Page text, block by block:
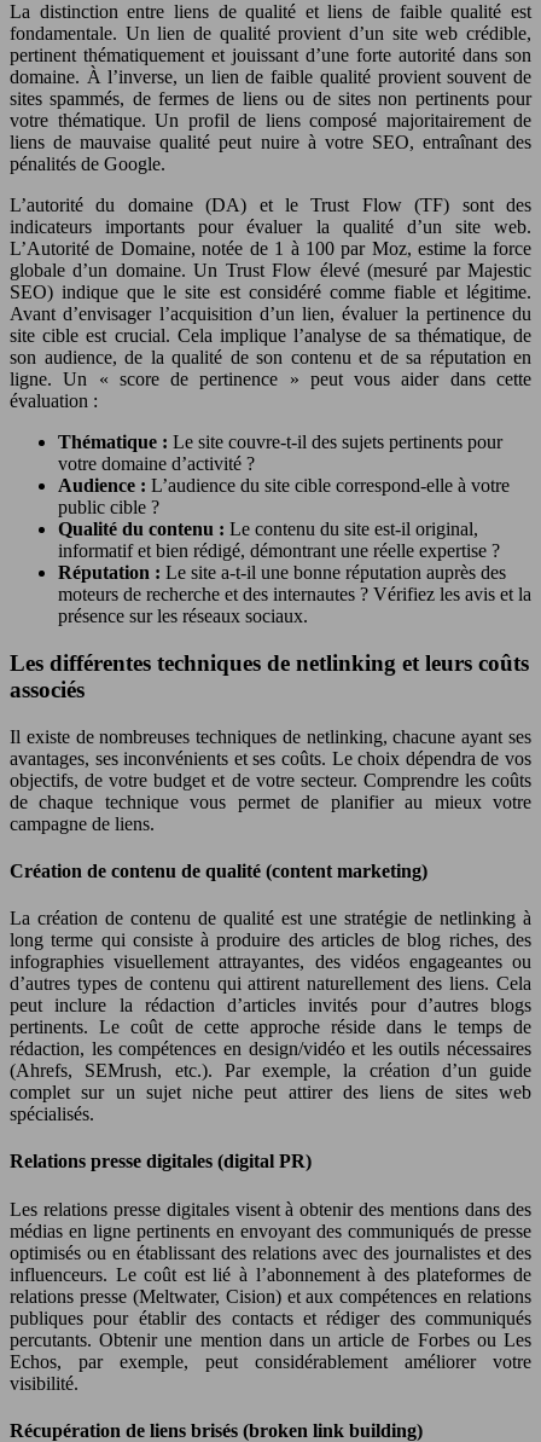
La distinction entre liens de qualité et liens de faible qualité est
fondamentale. Un lien de qualité provient d’un site web crédible,
pertinent thématiquement et jouissant d’une forte autorité dans son
domaine. À l’inverse, un lien de faible qualité provient souvent de
sites spammés, de fermes de liens ou de sites non pertinents pour
votre thématique. Un profil de liens composé majoritairement de
liens de mauvaise qualité peut nuire à votre SEO, entraînant des
pénalités de Google.
L’autorité du domaine (DA) et le Trust Flow (TF) sont des
indicateurs importants pour évaluer la qualité d’un site web.
L’Autorité de Domaine, notée de 1 à 100 par Moz, estime la force
globale d’un domaine. Un Trust Flow élevé (mesuré par Majestic
SEO) indique que le site est considéré comme fiable et légitime.
Avant d’envisager l’acquisition d’un lien, évaluer la pertinence du
site cible est crucial. Cela implique l’analyse de sa thématique, de
son audience, de la qualité de son contenu et de sa réputation en
ligne. Un « score de pertinence » peut vous aider dans cette
évaluation :
Thématique : Le site couvre-t-il des sujets pertinents pour
votre domaine d’activité ?
Audience : L’audience du site cible correspond-elle à votre
public cible ?
Qualité du contenu : Le contenu du site est-il original,
informatif et bien rédigé, démontrant une réelle expertise ?
Réputation : Le site a-t-il une bonne réputation auprès des
moteurs de recherche et des internautes ? Vérifiez les avis et la
présence sur les réseaux sociaux.
Les différentes techniques de netlinking et leurs coûts
associés
Il existe de nombreuses techniques de netlinking, chacune ayant ses
avantages, ses inconvénients et ses coûts. Le choix dépendra de vos
objectifs, de votre budget et de votre secteur. Comprendre les coûts
de chaque technique vous permet de planifier au mieux votre
campagne de liens.
Création de contenu de qualité (content marketing)
La création de contenu de qualité est une stratégie de netlinking à
long terme qui consiste à produire des articles de blog riches, des
infographies visuellement attrayantes, des vidéos engageantes ou
d’autres types de contenu qui attirent naturellement des liens. Cela
peut inclure la rédaction d’articles invités pour d’autres blogs
pertinents. Le coût de cette approche réside dans le temps de
rédaction, les compétences en design/vidéo et les outils nécessaires
(Ahrefs, SEMrush, etc.). Par exemple, la création d’un guide
complet sur un sujet niche peut attirer des liens de sites web
spécialisés.
Relations presse digitales (digital PR)
Les relations presse digitales visent à obtenir des mentions dans des
médias en ligne pertinents en envoyant des communiqués de presse
optimisés ou en établissant des relations avec des journalistes et des
influenceurs. Le coût est lié à l’abonnement à des plateformes de
relations presse (Meltwater, Cision) et aux compétences en relations
publiques pour établir des contacts et rédiger des communiqués
percutants. Obtenir une mention dans un article de Forbes ou Les
Echos, par exemple, peut considérablement améliorer votre
visibilité.
Récupération de liens brisés (broken link building)